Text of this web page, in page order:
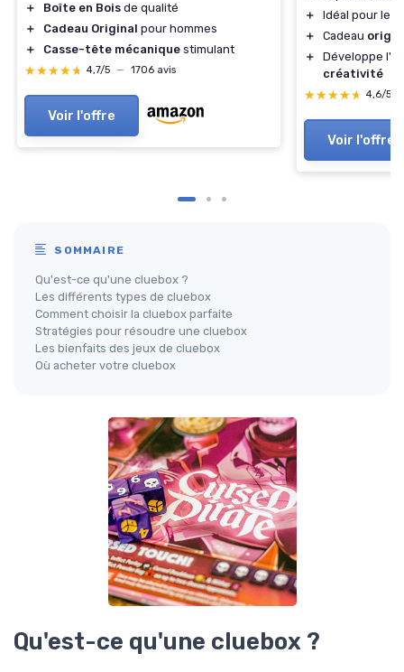
＋
Boîte en Bois de qualité
＋
Cadeau Original pour hommes
＋
Casse-tête mécanique stimulant
★★★★★
★★★★★ 4,7/5 — 1706 avis
Voir l'offre
＋
Idéal pour les
＋
Cadeau
＋
Développe
créativité
★★★★★
★★★★★ 4,6/5
Voir l'offre
SOMMAIRE
Qu'est-ce qu'une cluebox ?
Les différents types de cluebox
Comment choisir la cluebox parfaite
Stratégies pour résoudre une cluebox
Les bienfaits des jeux de cluebox
Où acheter votre cluebox
Qu'est-ce qu'une cluebox ?